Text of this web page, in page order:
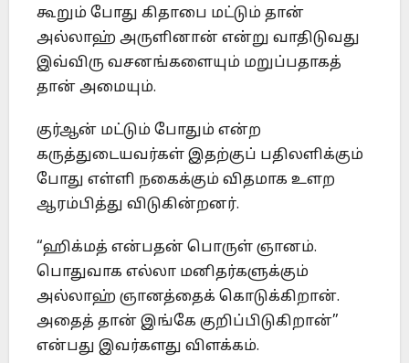
கூறும் போது கிதாபை மட்டும் தான்
அல்லாஹ் அருளினான் என்று வாதிடுவது
இவ்விரு வசனங்களையும் மறுப்பதாகத்
தான் அமையும்.
குர்ஆன் மட்டும் போதும் என்ற
கருத்துடையவர்கள் இதற்குப் பதிலளிக்கும்
போது எள்ளி நகைக்கும் விதமாக உளற
ஆரம்பித்து விடுகின்றனர்.
“ஹிக்மத் என்பதன் பொருள் ஞானம்.
பொதுவாக எல்லா மனிதர்களுக்கும்
அல்லாஹ் ஞானத்தைக் கொடுக்கிறான்.
அதைத் தான் இங்கே குறிப்பிடுகிறான்”
என்பது இவர்களது விளக்கம்.